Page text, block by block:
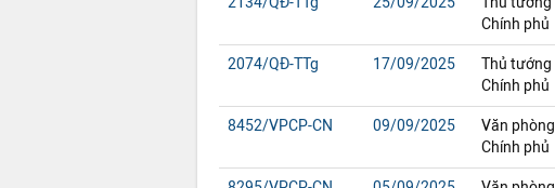
Chính phủ
2074/QĐ-TTg 17/09/2025
Thủ tướng
Chính phủ
8452/VPCP-CN 09/09/2025
Văn phòng
Chính phủ